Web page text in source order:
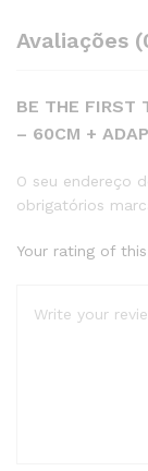
Avaliações
BE THE FIRST
– 60CM +
O seu endereço
obrigatórios
Your rating of